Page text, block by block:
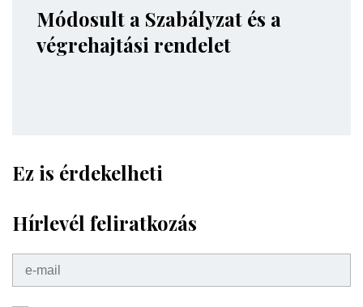
Módosult a Szabályzat és a
végrehajtási rendelet
Ez is érdekelheti
Hírlevél feliratkozás